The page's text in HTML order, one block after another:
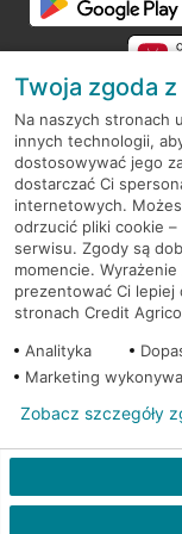
RODO
Regulamin serwisu
Mapa serwisu
PolitykaCookies
© 2026 Credit Agricole
Twoja zgoda
Na naszych stronach
innych technologii,
dostosowywać jego
dostarczać Ci
internetowych.
odrzucić pliki cookie
serwisu. Zgody są
momencie.
prezentować Ci
stronach Credit
Analityka
Marketing
Zobacz szczegóły